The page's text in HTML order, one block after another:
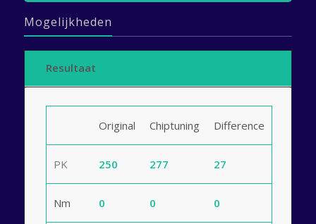
Mogelijkheden
Resultaat
Original Chiptuning Difference
PK 250 277 27
Nm 0 0 0